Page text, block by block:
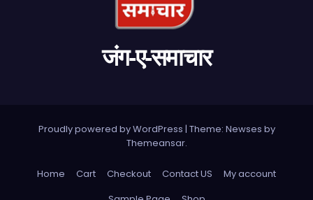
जंग-ए-समाचार
Proudly powered by WordPress | Theme: Newses by
Themeansar.
Home Cart Checkout Contact US
My account